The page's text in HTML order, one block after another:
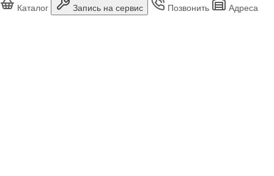
Каталог
Запись на сервис Позвонить Адреса